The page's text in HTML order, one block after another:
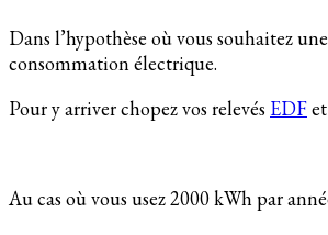
Dans l’hypothèse où vous souhaitez
consommation électrique.
Pour y arriver chopez vos relevés EDF
Au cas où vous usez 2000 kWh par